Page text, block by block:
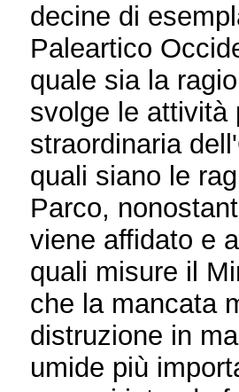
decine di
Paleartico
quale sia la
svolge le attività
straordinaria
quali siano le
Parco,
viene affidato e
quali misure il
che la mancata
distruzione in
umide più